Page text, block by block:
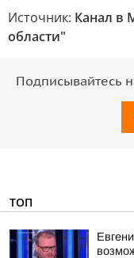
Источник: Канал в
области"
Подписывайтесь
ТОП